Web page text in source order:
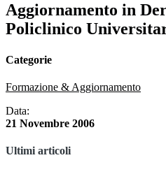
Aggiornamento in
Policlinico
Categorie
Formazione & Aggiornamento
Data:
21 Novembre 2006
Ultimi articoli